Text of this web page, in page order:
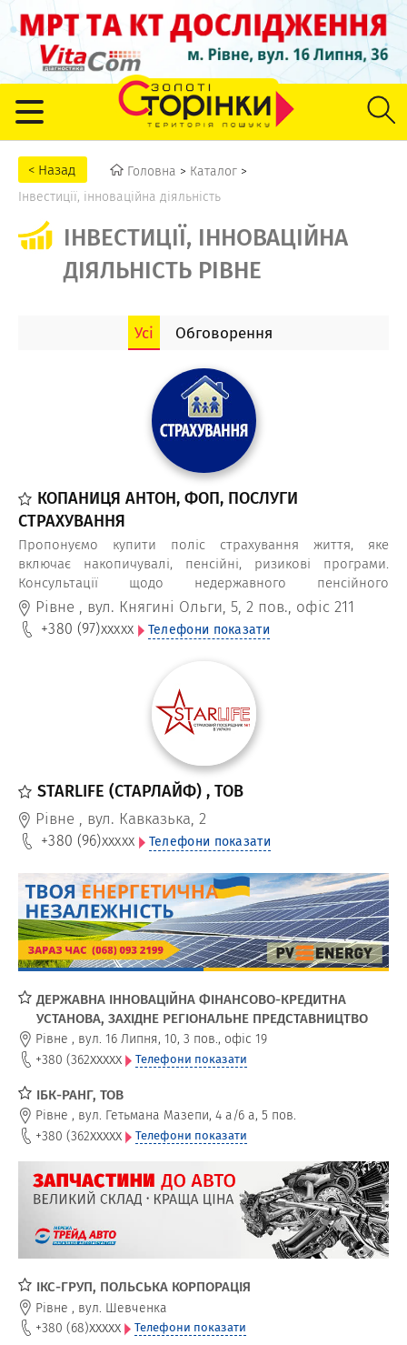
Головна > Каталог >
Інвестиції, інноваційна діяльність
ІНВЕСТИЦІЇ, ІННОВАЦІЙНА
ДІЯЛЬНІСТЬ РІВНЕ
Усі Обговорення
КОПАНИЦЯ АНТОН, ФОП, ПОСЛУГИ
СТРАХУВАННЯ
Пропонуємо купити поліс страхування життя, яке
включає накопичувалі, пенсійні, ризикові програми.
Консультації щодо недержавного пенсійного
забезпечення та накопичувальні системи від СК
МетЛайф, ТАС, Княжа, ПЗУ, ARX тощо. Оформіть "фінансову
подушку" для своїх дітей. Забезпечте собі достойну
Рівне , вул. Княгині Ольги, 5, 2 пов., офіс 211
+380 (97)xxxxx Телефони показати
STARLIFE (СТАРЛАЙФ) , ТОВ
Рівне , вул. Кавказька, 2
+380 (96)xxxxx Телефони показати
ДЕРЖАВНА ІННОВАЦІЙНА ФІНАНСОВО-КРЕДИТНА
УСТАНОВА, ЗАХІДНЕ РЕГІОНАЛЬНЕ ПРЕДСТАВНИЦТВО
Рівне , вул. 16 Липня, 10, 3 пов., офіс 19
+380 (362xxxxx Телефони показати
ІБК-РАНГ, ТОВ
Рівне , вул. Гетьмана Мазепи, 4 а/6 а, 5 пов.
+380 (362xxxxx Телефони показати
ІКС-ГРУП, ПОЛЬСЬКА КОРПОРАЦІЯ
Рівне , вул. Шевченка
+380 (68)xxxxx Телефони показати